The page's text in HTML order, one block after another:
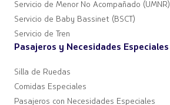
Servicio de Menor No Acompañado (UMNR)
Servicio de Baby Bassinet (BSCT)
Servicio de Tren
Pasajeros y Necesidades Especiales
Silla de Ruedas
Comidas Especiales
Pasajeros con Necesidades Especiales